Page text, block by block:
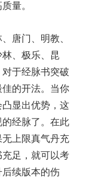
量。
唐门、明教、
、极乐、昆
于经脉书突破
的开法。当你
显出优势，这
经脉了。在此
上限真气丹充
足，就可以考
续版本的伤